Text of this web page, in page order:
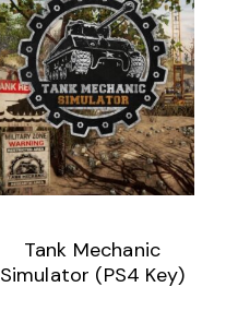
Tank Mechanic
Simulator (PS4 Key)